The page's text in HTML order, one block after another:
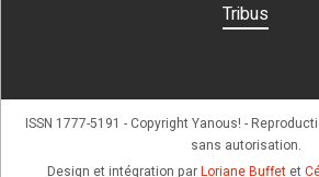
Tribus
ISSN 1777-5191 - Copyright Yanous! -
sans autorisation.
Design et intégration parLoriane Buffetet